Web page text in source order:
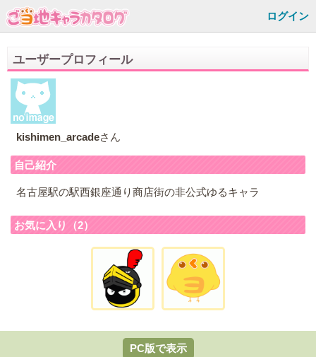
ログイン
ユーザープロフィール
kishimen_arcadeさん
自己紹介
名古屋駅の駅西銀座通り商店街の非公式ゆるキャラ
お気に入り（2）
PC版で表示